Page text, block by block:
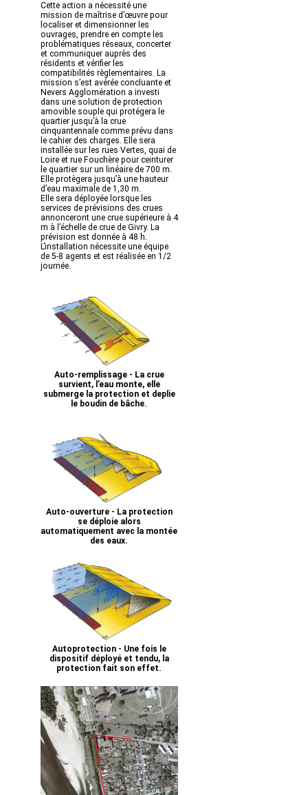
Cette action a nécessité une
mission de maîtrise d’œuvre pour
localiser et dimensionner les
ouvrages, prendre en compte les
problématiques réseaux, concerter
et communiquer auprès des
résidents et vérifier les
compatibilités règlementaires. La
mission s’est avérée concluante et
Nevers Agglomération a investi
dans une solution de protection
amovible souple qui protégera le
quartier jusqu’à la crue
cinquantennale comme prévu dans
le cahier des charges. Elle sera
installée sur les rues Vertes, quai de
Loire et rue Fouchère pour ceinturer
le quartier sur un linéaire de 700 m.
Elle protègera jusqu’à une hauteur
d’eau maximale de 1,30 m.
Elle sera déployée lorsque les
services de prévisions des crues
annonceront une crue supérieure à 4
m à l’échelle de crue de Givry. La
prévision est donnée à 48 h.
L’installation nécessite une équipe
de 5-8 agents et est réalisée en 1/2
journée.
Auto-remplissage - La crue
survient, l’eau monte, elle
submerge la protection et deplie
le boudin de bâche.
Auto-ouverture - La protection
se déploie alors
automatiquement avec la montée
des eaux.
Autoprotection - Une fois le
dispositif déployé et tendu, la
protection fait son effet.